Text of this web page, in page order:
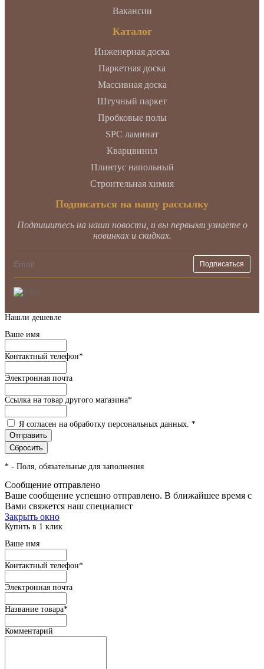
Вакансии
Каталог
Инженерная доска
Паркетная доска
Массивная доска
Штучный паркет
Пробковые полы
SPC ламинат
Кварцвинил
Плинтус напольный
Строительная химия
Подписаться на нашу рассылку
Подпишитесь на наши новости, и вы первыми узнаете о
новинках и скидках.
Нашли дешевле
Ваше имя
Контактный телефон*
Электронная почта
Ссылка на товар другого магазина*
Я согласен на обработку персональных данных. *
* - Поля, обязательные для заполнения
Сообщение отправлено
Ваше сообщение успешно отправлено. В ближайшее время с
Вами свяжется наш специалист
Закрыть окно
Купить в 1 клик
Ваше имя
Контактный телефон*
Электронная почта
Название товара*
Комментарий